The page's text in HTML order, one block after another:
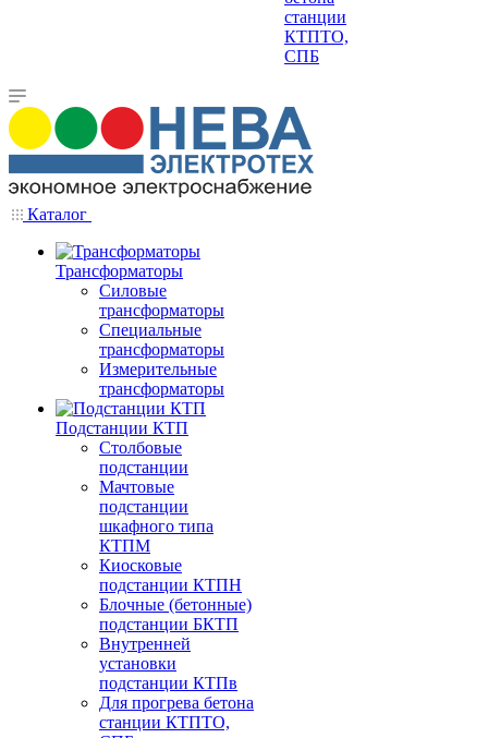
станции
КТПТО,
СПБ
Каталог
Трансформаторы
Силовые
трансформаторы
Специальные
трансформаторы
Измерительные
трансформаторы
Подстанции КТП
Столбовые
подстанции
Мачтовые
подстанции
шкафного типа
КТПМ
Киосковые
подстанции КТПН
Блочные (бетонные)
подстанции БКТП
Внутренней
установки
подстанции КТПв
Для прогрева бетона
станции КТПТО,